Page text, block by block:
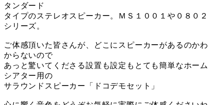
タンダード
タイプのステレオスピーカー。ＭＳ１００１や０８０２
シリーズ。
ご体感頂いた皆さんが、どこにスピーカーがあるのかわ
からないので
あっと驚いてくださる設置も設定もとても簡単なホーム
シアター用の
サラウンドスピーカー「ドコデモセット」